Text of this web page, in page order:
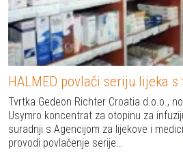
HALMED povlači seriju lijeka s
Tvrtka Gedeon Richter Croatia d.o.o.,
Usymro koncentrat za otopinu za
suradnji s Agencijom za lijekove i
provodi povlačenje serije…